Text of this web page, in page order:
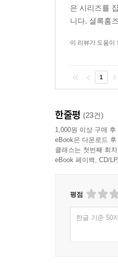
위대한 탐정 셜
코난 도일 재단
이건 두말 할 나
마지막 순간까지
호로비츠는 홈즈
은 시리즈를
니다. 셜록홈
이 리뷰가 도움이
1
한줄평 (23건)
1,000원 이상 구매 후
eBook은 다운로드
클래스는 첫번째 회
eBook 페이백, CD/
평점
한글 기준 50